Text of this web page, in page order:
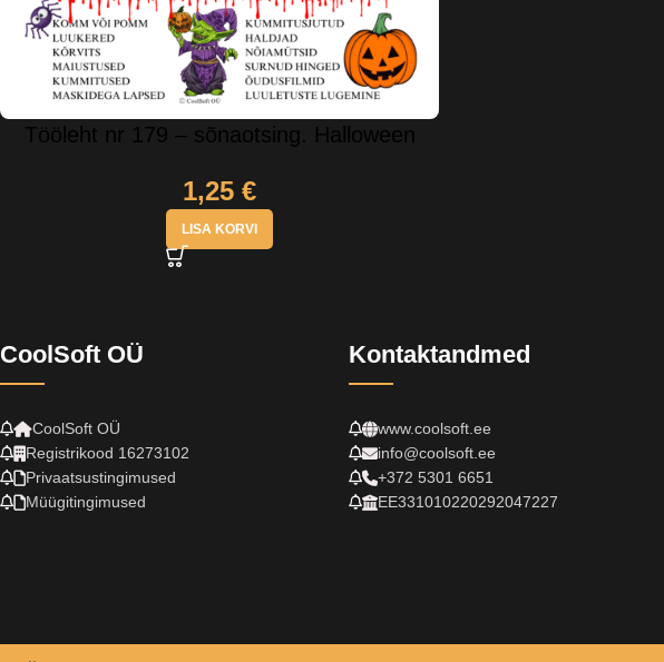
Tööleht nr 179 – sõnaotsing. Halloween
1,25 €
LISA KORVI
CoolSoft OÜ
CoolSoft OÜ
Registrikood 16273102
Privaatsustingimused
Müügitingimused
Kontaktandmed
www.coolsoft.ee
info@coolsoft.ee
+372 5301 6651
EE331010220292047227